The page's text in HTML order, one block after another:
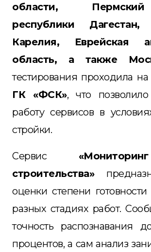
области,
республики
Карелия, Еврейская
область, а также
тестирования проходила
ГК «ФСК», что
работу сервисов в
стройки.
Сервис
строительства»
оценки степени
разных стадиях работ.
точность распознавания
процентов, а сам анализ